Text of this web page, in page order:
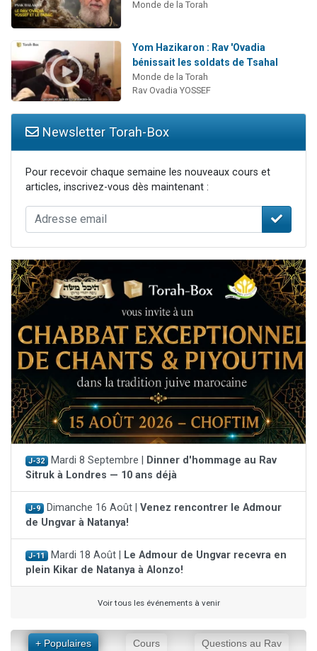
Monde de la Torah
Yom Hazikaron : Rav 'Ovadia
bénissait les soldats de Tsahal
Monde de la Torah
Rav Ovadia YOSSEF
Newsletter Torah-Box
Pour recevoir chaque semaine les nouveaux cours et
articles, inscrivez-vous dès maintenant :
J-32 Mardi 8 Septembre |
Dinner d'hommage au Rav
Sitruk à Londres — 10 ans déjà
J-9 Dimanche 16 Août | Venez rencontrer le Admour
de Ungvar à Natanya!
J-11 Mardi 18 Août |
Le Admour de Ungvar recevra en
plein Kikar de Natanya à Alonzo!
Voir tous les événements à venir
+ Populaires Cours Questions au Rav